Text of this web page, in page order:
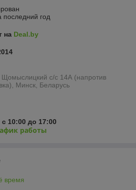
последний год
на Deal.by
Щомыслицкий с/с 14А (напротив
Минск, Беларусь
10:00 до 17:00
работы
время